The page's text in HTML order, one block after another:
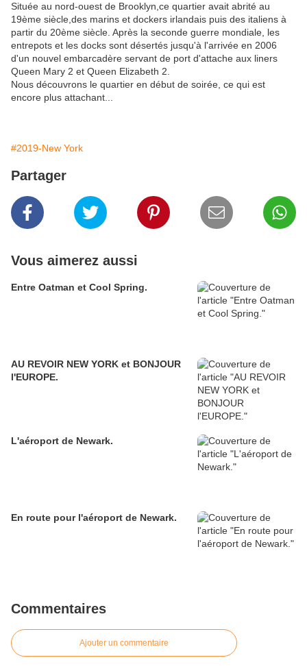
Située au nord-ouest de Brooklyn,ce quartier avait abrité au
19ème siècle,des marins et dockers irlandais puis des italiens à
partir du 20ème siècle. Après la seconde guerre mondiale, les
entrepots et les docks sont désertés jusqu'à l'arrivée en 2006
d'un nouvel embarcadère servant de port d'attache aux liners
Queen Mary 2 et Queen Elizabeth 2.
Nous découvrons le quartier en début de soirée, ce qui est
encore plus attachant...
#2019-New York
Partager
Vous aimerez aussi
Entre Oatman et Cool Spring.
AU REVOIR NEW YORK et BONJOUR
l'EUROPE.
L'aéroport de Newark.
En route pour l'aéroport de Newark.
Commentaires
Ajouter un commentaire